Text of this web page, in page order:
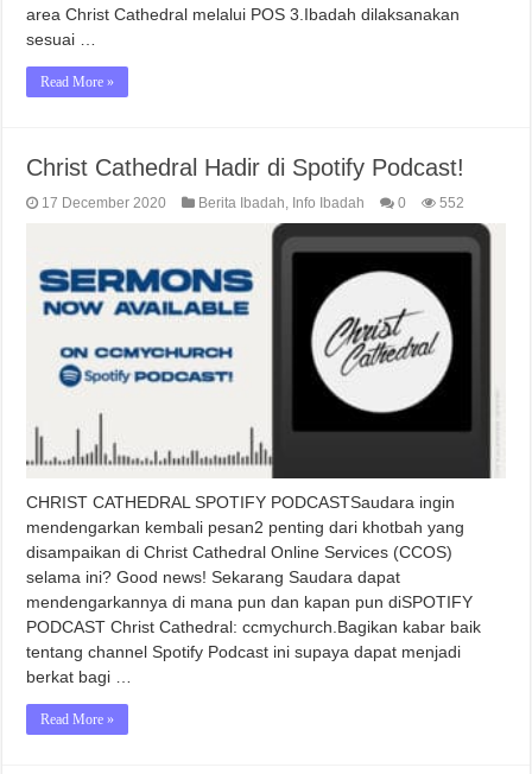
area Christ Cathedral melalui POS 3.Ibadah dilaksanakan
sesuai …
Read More »
Christ Cathedral Hadir di Spotify Podcast!
17 December 2020 Berita Ibadah Info Ibadah 0 552
CHRIST CATHEDRAL SPOTIFY PODCASTSaudara ingin
mendengarkan kembali pesan2 penting dari khotbah yang
disampaikan di Christ Cathedral Online Services (CCOS)
selama ini? Good news! Sekarang Saudara dapat
mendengarkannya di mana pun dan kapan pun diSPOTIFY
PODCAST Christ Cathedral: ccmychurch.Bagikan kabar baik
tentang channel Spotify Podcast ini supaya dapat menjadi
berkat bagi …
Read More »